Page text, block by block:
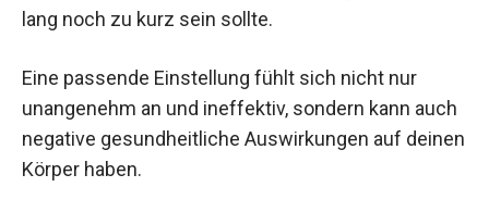
lang noch zu kurz sein sollte.
Eine passende Einstellung fühlt sich nicht nur
unangenehm an und ineffektiv, sondern kann auch
negative gesundheitliche Auswirkungen auf deinen
Körper haben.